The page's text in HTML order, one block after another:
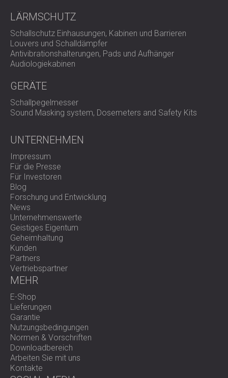
LÄRMSCHUTZ
Schallschutz Einhausungen, Kabinen und Barrieren
Louvers und Schalldämpfer
Antivibrationshalterungen, Pads und Aufhänger
Audiologiekabinen
GERÄTE
Schallpegelmesser
Sound Masking system, Dosemeters and Safety Kits
UNTERNEHMEN
Impressum
Für die Presse
Für Investoren
Blog
Forschung und Entwicklung
News
Unternehmenswerte
Geistiges Eigentum
Geheimhaltung
Kunden
Partners
Vertriebspartner
MEHR
E-Shop
Lieferungen
Garantie
Nutzungsbedingungen
Normen & Vorschriften
Downloadbereich
Arbeiten Sie mit uns
Kontakte